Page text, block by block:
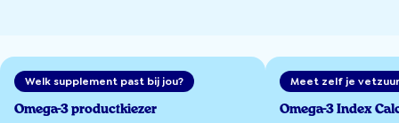
Welk supplement past bij jou?
Omega-3 productkiezer
Meet zelf je
Omega-3 Index